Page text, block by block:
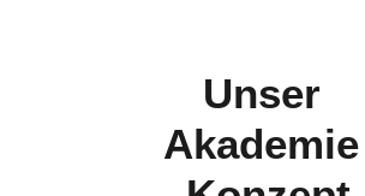
Unser
Akademie